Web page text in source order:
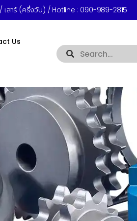
เสาร์ (ครึ่งวัน) / Hotline : 090-989-2815
Us